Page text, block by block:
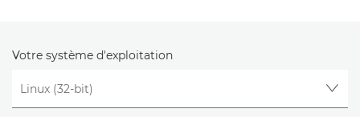
Votre système d'exploitation